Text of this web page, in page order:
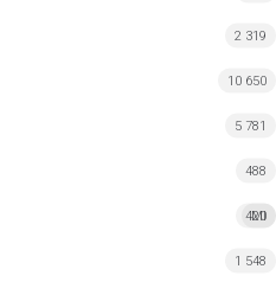
2 319
10 650
5 781
488
MI
420
1 548